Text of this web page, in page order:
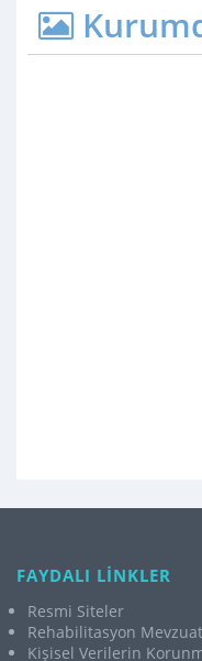
FAYDALI LİNKLER
Resmi Siteler
Rehabilitasyon
Kişisel Verilerin